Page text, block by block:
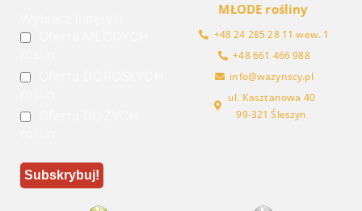
MŁODE rośliny
+48 24 285 28 11 wew. 1
+48 661 466 988
info@wazynscy.pl
ul. Kasztanowa 40
99-321 Śleszyn